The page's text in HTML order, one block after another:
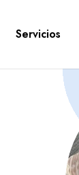
Servicios